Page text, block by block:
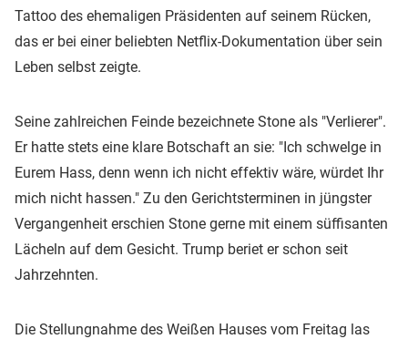
Tattoo des ehemaligen Präsidenten auf seinem Rücken,
das er bei einer beliebten Netflix-Dokumentation über sein
Leben selbst zeigte.
Seine zahlreichen Feinde bezeichnete Stone als "Verlierer".
Er hatte stets eine klare Botschaft an sie: "Ich schwelge in
Eurem Hass, denn wenn ich nicht effektiv wäre, würdet Ihr
mich nicht hassen." Zu den Gerichtsterminen in jüngster
Vergangenheit erschien Stone gerne mit einem süffisanten
Lächeln auf dem Gesicht. Trump beriet er schon seit
Jahrzehnten.
Die Stellungnahme des Weißen Hauses vom Freitag las